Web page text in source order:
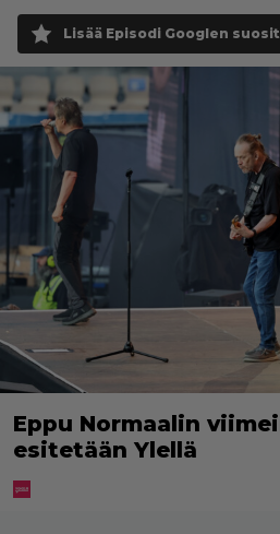
Lisää Episodi Googlen
Eppu Normaalin
esitetään Ylellä